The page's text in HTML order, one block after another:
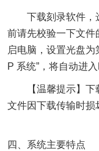
下载刻录软件，选
前请先校验一下文
启电脑，设置光盘
P 系统”，将自动进
【温馨提示】下载
文件因下载传输时损
四、系统主要特点